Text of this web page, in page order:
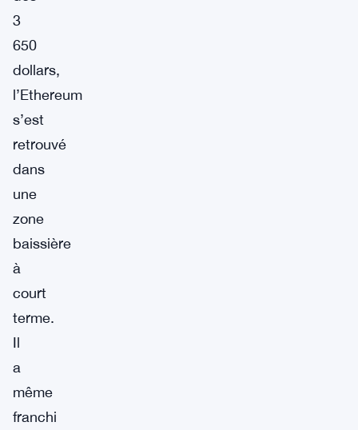
3
650
dollars,
l’Ethereum
s’est
retrouvé
dans
une
zone
baissière
à
court
terme.
Il
a
même
franchi